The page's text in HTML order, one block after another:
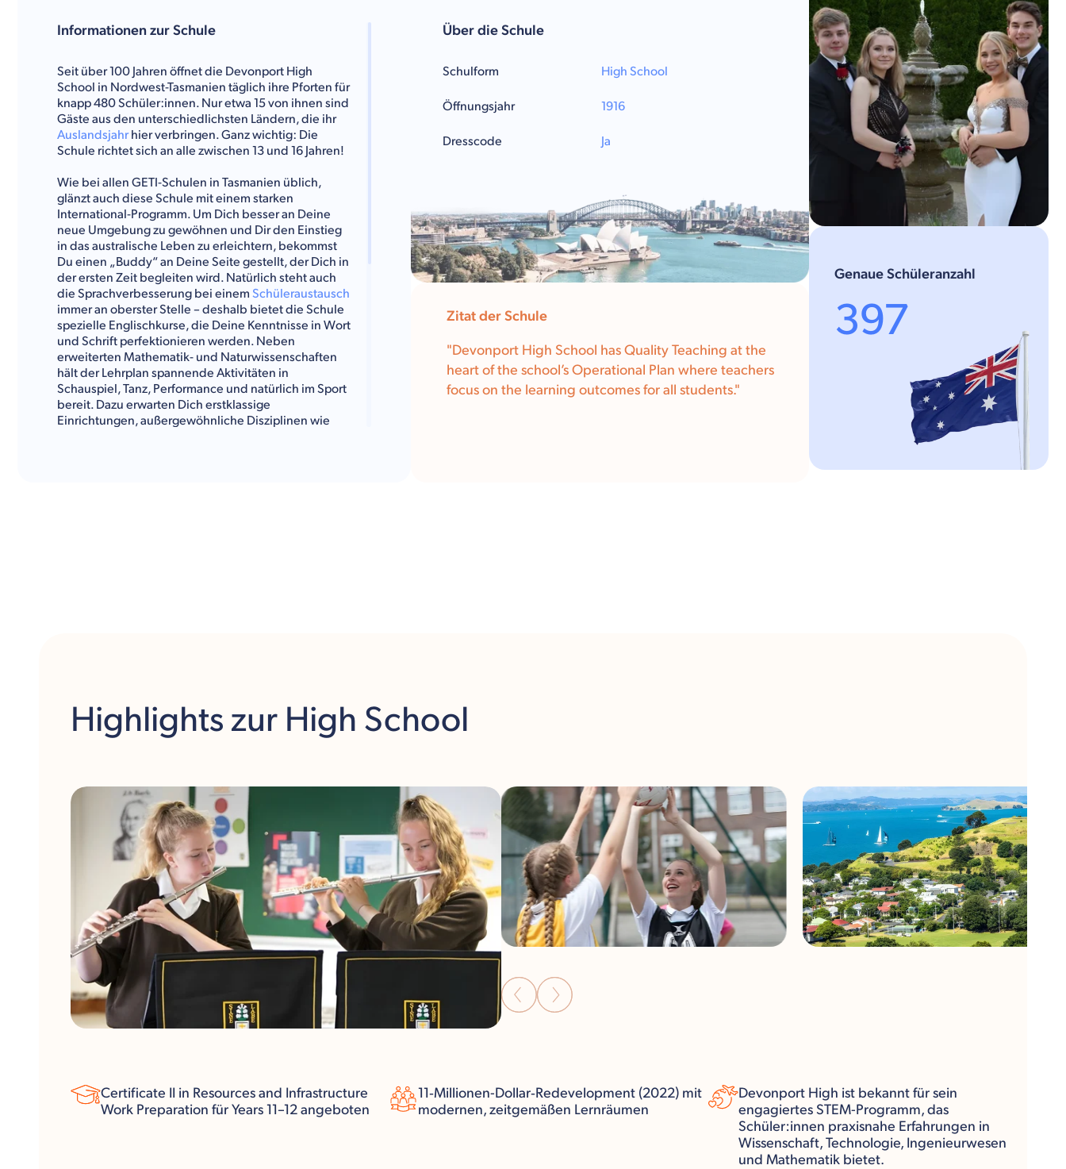
Informationen zur Schule
Seit über 100 Jahren öffnet die Devonport High
School in Nordwest-Tasmanien täglich ihre Pforten für
knapp 480 Schüler:innen. Nur etwa 15 von ihnen sind
Gäste aus den unterschiedlichsten Ländern, die ihr
Auslandsjahrhier verbringen. Ganz wichtig: Die
Schule richtet sich an alle zwischen 13 und 16 Jahren!
Wie bei allen GETI-Schulen in Tasmanien üblich,
glänzt auch diese Schule mit einem starken
International-Programm. Um Dich besser an Deine
neue Umgebung zu gewöhnen und Dir den Einstieg
in das australische Leben zu erleichtern, bekommst
Du einen „Buddy“ an Deine Seite gestellt, der Dich in
der ersten Zeit begleiten wird. Natürlich steht auch
die Sprachverbesserung bei einem Schüleraustausch
immer an oberster Stelle – deshalb bietet die Schule
spezielle Englischkurse, die Deine Kenntnisse in Wort
und Schrift perfektionieren werden. Neben
erweiterten Mathematik- und Naturwissenschaften
hält der Lehrplan spannende Aktivitäten in
Schauspiel, Tanz, Performance und natürlich im Sport
bereit. Dazu erwarten Dich erstklassige
Einrichtungen, außergewöhnliche Disziplinen wie
Über die Schule
Schulform
Öffnungsjahr
Dresscode
High School
1916
Ja
Zitat der Schule
"Devonport High School has Quality Teaching at the
heart of the school’s Operational Plan where teachers
focus on the learning outcomes for all students."
Genaue Schüleranzahl
397
Highlights zur High School
Certificate II in Resources and Infrastructure
Work Preparation für Years 11–12 angeboten
11‑Millionen-Dollar‑Redevelopment (2022) mit
modernen, zeitgemäßen Lernräumen
Devonport High ist bekannt für sein
engagiertes STEM-Programm, das
Schüler:innen praxisnahe Erfahrungen in
Wissenschaft, Technologie, Ingenieurwesen
und Mathematik bietet.